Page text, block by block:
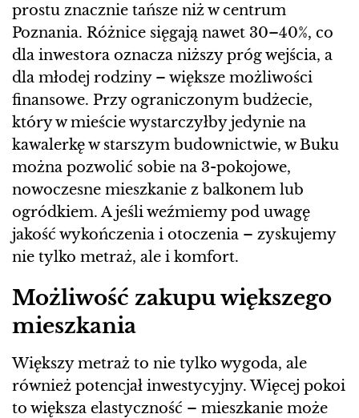
prostu znacznie tańsze niż w centrum
Poznania. Różnice sięgają nawet 30–40%, co
dla inwestora oznacza niższy próg wejścia, a
dla młodej rodziny – większe możliwości
finansowe. Przy ograniczonym budżecie,
który w mieście wystarczyłby jedynie na
kawalerkę w starszym budownictwie, w Buku
można pozwolić sobie na 3-pokojowe,
nowoczesne mieszkanie z balkonem lub
ogródkiem. A jeśli weźmiemy pod uwagę
jakość wykończenia i otoczenia – zyskujemy
nie tylko metraż, ale i komfort.
Możliwość zakupu większego
mieszkania
Większy metraż to nie tylko wygoda, ale
również potencjał inwestycyjny. Więcej pokoi
to większa elastyczność – mieszkanie może